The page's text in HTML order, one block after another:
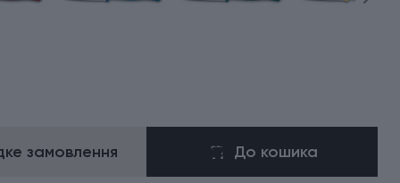
замовлення До кошика